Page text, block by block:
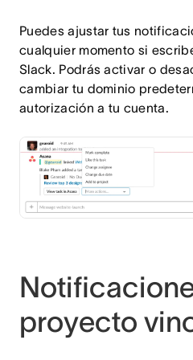
Puedes ajustar tus
cualquier momento si
Slack. Podrás activar o
cambiar tu dominio
autorización a tu cuenta.
proyecto